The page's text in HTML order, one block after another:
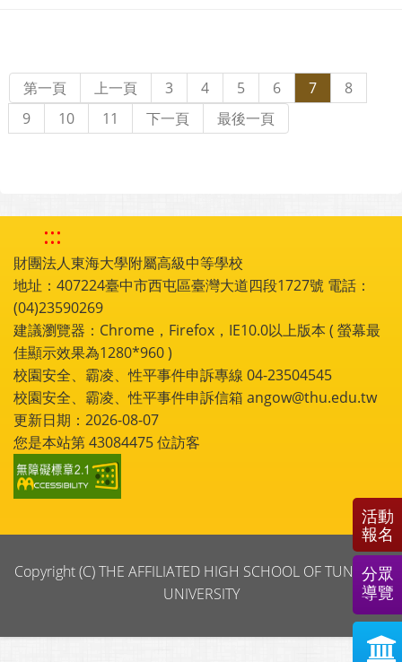
第一頁 上一頁 3 4 5 6 7
8
9
10 11 下一頁 最後一頁
:::
財團法人東海大學附屬高級中等學校
地址：407224臺中市西屯區臺灣大道四段1727號 電話：
(04)23590269
建議瀏覽器：Chrome，Firefox，IE10.0以上版本 ( 螢幕最
佳顯示效果為1280*960 )
校園安全、霸凌、性平事件申訴專線 04-23504545
校園安全、霸凌、性平事件申訴信箱 angow@thu.edu.tw
更新日期：2026-08-07
您是本站第43084475位訪客
Copyright (C) THE AFFILIATED HIGH SCHOOL OF TUNGHAI
UNIVERSITY
活動
報名
分眾
導覽